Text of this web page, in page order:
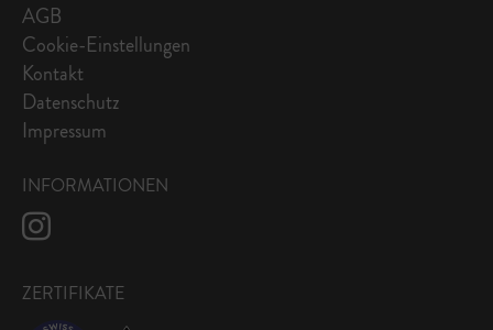
AGB
Cookie-Einstellungen
Kontakt
Datenschutz
Impressum
INFORMATIONEN
ZERTIFIKATE